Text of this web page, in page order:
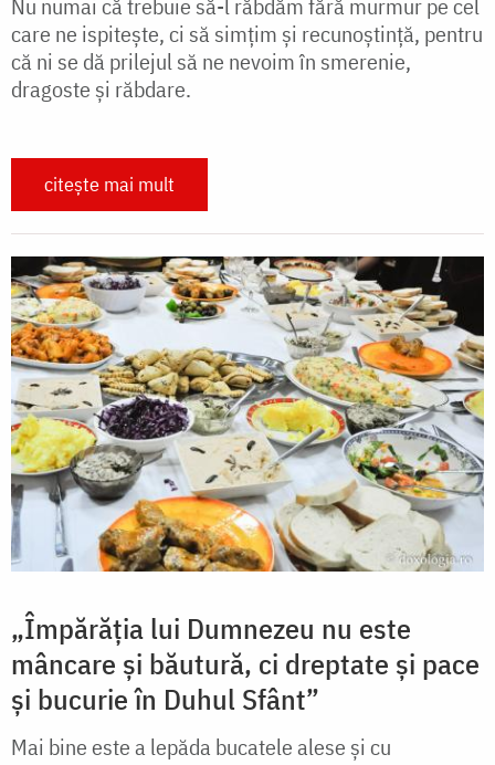
care ne ispitește, ci să simțim și recunoștință, pentru
că ni se dă prilejul să ne nevoim în smerenie,
dragoste și răbdare.
citește mai mult
„Împărăția lui Dumnezeu nu este
mâncare și băutură, ci dreptate și pace
și bucurie în Duhul Sfânt”
Mai bine este a lepăda bucatele alese și cu